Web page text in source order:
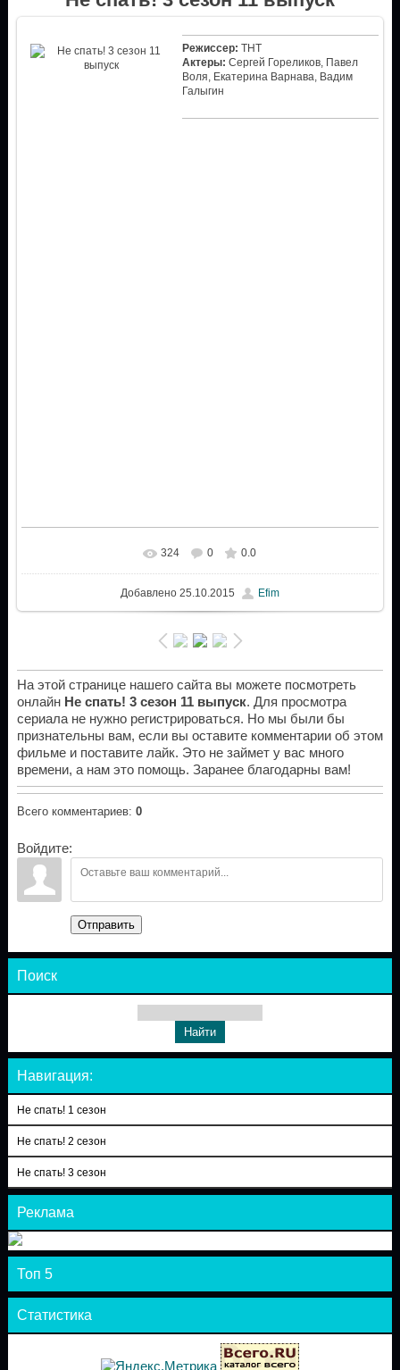
Режиссер: ТНТ
Актеры: Сергей Гореликов, Павел
Воля, Екатерина Варнава, Вадим
Галыгин
324 0 0.0
Добавлено25.10.2015 Efim
На этой странице нашего сайта вы можете посмотреть
онлайн Не спать! 3 сезон 11 выпуск. Для просмотра
сериала не нужно регистрироваться. Но мы были бы
признательны вам, если вы оставите комментарии об этом
фильме и поставите лайк. Это не займет у вас много
времени, а нам это помощь. Заранее благодарны вам!
Всего комментариев: 0
Войдите:
Отправить
Поиск
Навигация:
Не спать! 1 сезон
Не спать! 2 сезон
Не спать! 3 сезон
Реклама
Топ 5
Статистика